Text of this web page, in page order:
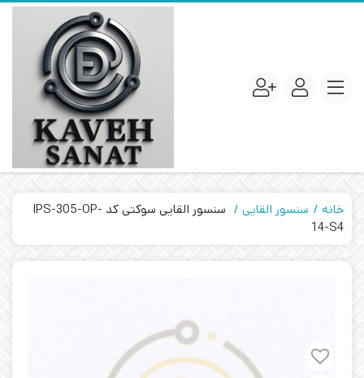
خانه سنسور القایی
سنسور القایی سوکتی کد IPS-305-OP-
14-S4